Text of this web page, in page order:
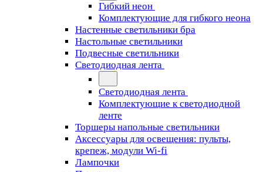
Гибкий неон
Комплектующие для гибкого неона
Настенные светильники бра
Настольные светильники
Подвесные светильники
Светодиодная лента
Светодиодная лента
Комплектующие к светодиодной
ленте
Торшеры напольные светильники
Аксессуары для освещения: пульты,
крепеж, модули Wi-fi
Лампочки